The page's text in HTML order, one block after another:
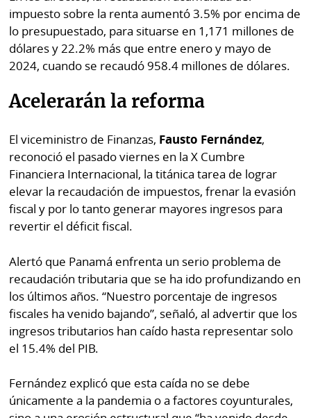
impuesto sobre la renta aumentó 3.5% por encima de
lo presupuestado, para situarse en 1,171 millones de
dólares y 22.2% más que entre enero y mayo de
2024, cuando se recaudó 958.4 millones de dólares.
Acelerarán la reforma
El viceministro de Finanzas, Fausto Fernández,
reconoció el pasado viernes en la X Cumbre
Financiera Internacional, la titánica tarea de lograr
elevar la recaudación de impuestos, frenar la evasión
fiscal y por lo tanto generar mayores ingresos para
revertir el déficit fiscal.
Alertó que Panamá enfrenta un serio problema de
recaudación tributaria que se ha ido profundizando en
los últimos años. “Nuestro porcentaje de ingresos
fiscales ha venido bajando”, señaló, al advertir que los
ingresos tributarios han caído hasta representar solo
el 15.4% del PIB.
Fernández explicó que esta caída no se debe
únicamente a la pandemia o a factores coyunturales,